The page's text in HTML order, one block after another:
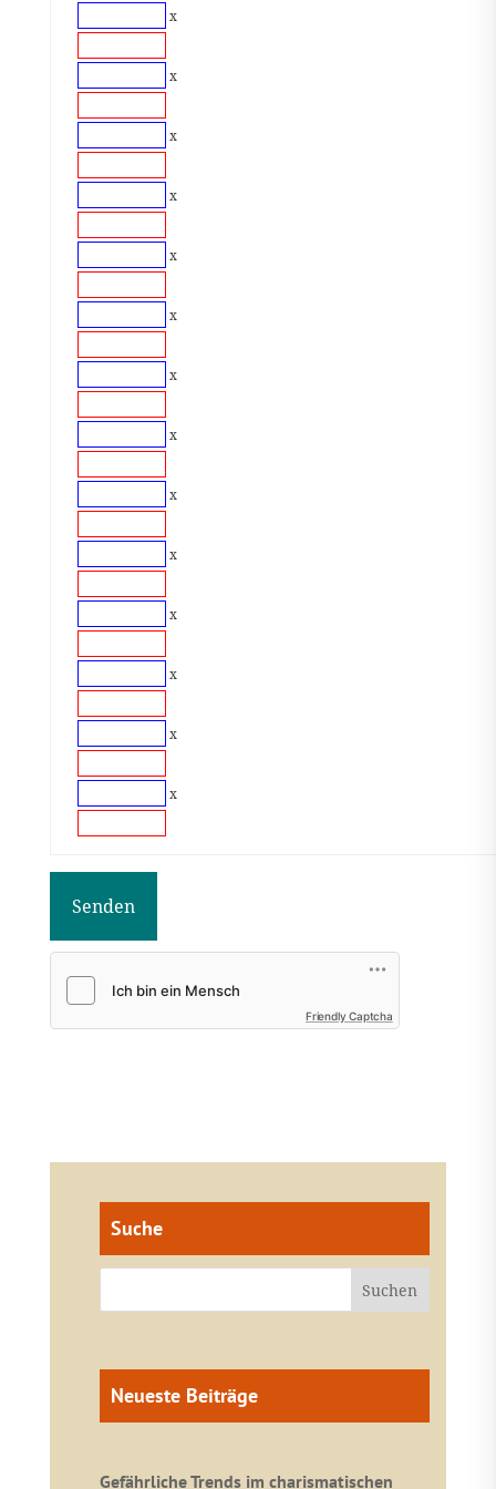
x
x
x
x
x
x
x
x
x
x
x
x
x
x
Friendly Captcha
Suche
Neueste Beiträge
Gefährliche Trends im charismatischen